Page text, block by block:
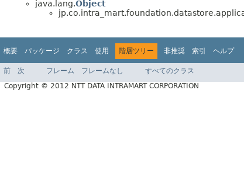
java.lang.Object
概要 パッケージ クラス 使用 階層ツリー 非推奨 索引 ヘルプ
前 次 フレーム フレームなし
すべてのクラス
Copyright © 2012 NTT DATA INTRAMART CORPORATION